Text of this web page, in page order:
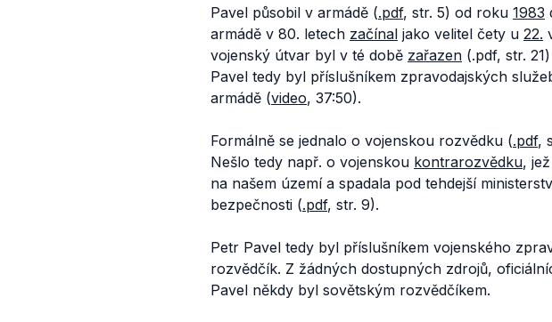
Pavel působil v armádě (.pdf, str. 5) od roku 1983
armádě v 80. letech začínal jako velitel čety u 22.
vojenský útvar byl v té době zařazen (.pdf, str.
Pavel tedy byl příslušníkem zpravodajských
armádě (video, 37:50).
Formálně se jednalo o vojenskou rozvědku (.pdf,
Nešlo tedy např. o vojenskou kontrarozvědku,
na našem území a spadala pod tehdejší
bezpečnosti (.pdf, str. 9).
Petr Pavel tedy byl příslušníkem vojenského
rozvědčík. Z žádných dostupných zdrojů,
Pavel někdy byl sovětským rozvědčíkem.